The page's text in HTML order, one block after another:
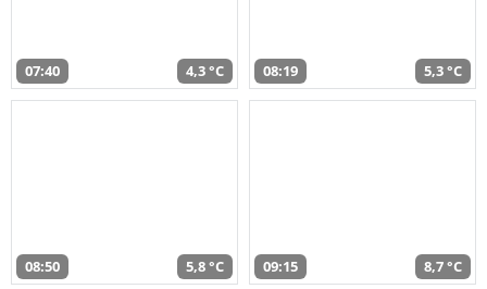
07:40 4,3 °C 08:19 5,3 °C
08:50 5,8 °C 09:15 8,7 °C